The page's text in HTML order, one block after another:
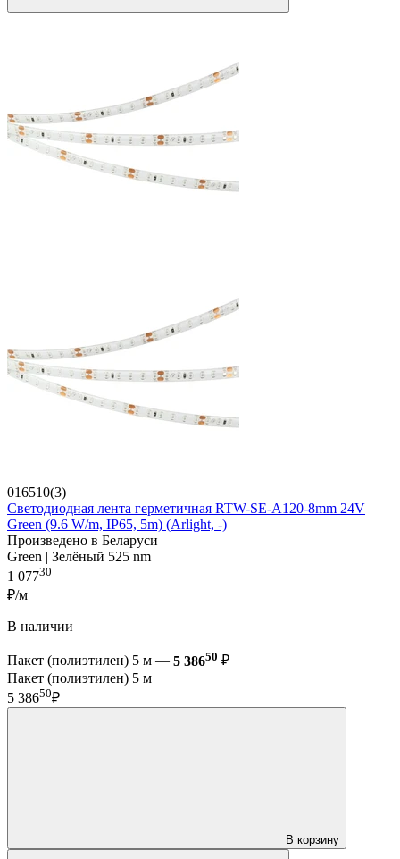
016510(3)
Светодиодная лента герметичная RTW-SE-A120-8mm 24V
Green (9.6 W/m, IP65, 5m) (Arlight, -)
Произведено в Беларуси
Green | Зелёный 525 nm
1 07730
₽/м
В наличии
Пакет (полиэтилен) 5 м — 5 38650 ₽
Пакет (полиэтилен) 5 м
5 38650₽
В корзину